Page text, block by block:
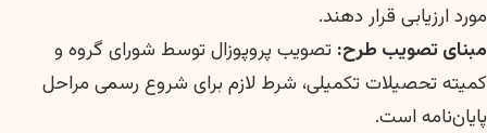
مورد ارزیابی قرار دهند.
مبنای تصویب طرح: تصویب پروپوزال توسط شورای گروه و
کمیته تحصیلات تکمیلی، شرط لازم برای شروع رسمی مراحل
پایان‌نامه است.